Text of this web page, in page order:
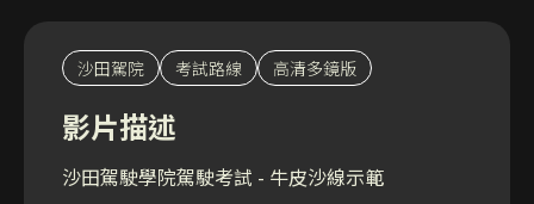
沙田駕院 考試路線 高清多鏡版
影片描述
沙田駕駛學院駕駛考試 - 牛皮沙線示範